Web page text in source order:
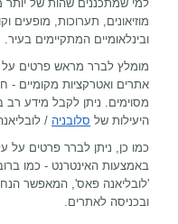
למי שמתכננים שהות של יותר
מוזיאונים, תערוכות, מופעים
ובינלאומיים המתקיימים בעיר.
מומלץ לברר מראש פרטים על
אתרים ואטרקציות מקומיים -
מסוימים. ניתן לקבל מידע
היעילות של סלובניה /
כמו כן, ניתן לברר פרטים על
באמצעות האינטרנט - כמו
'לובליאנה פאס', המאפשר
ובכניסה לאתרים.